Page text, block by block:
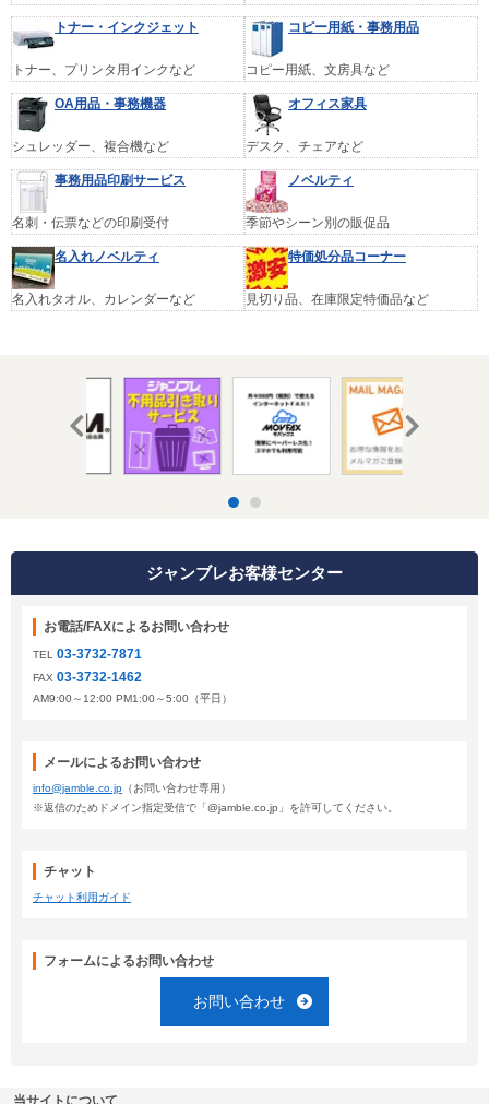
トナー・インクジェット
トナー、プリンタ用インクなど
コピー用紙・事務用品
コピー用紙、文房具など
OA用品・事務機器
シュレッダー、複合機など
オフィス家具
デスク、チェアなど
事務用品印刷サービス
名刺・伝票などの印刷受付
ノベルティ
季節やシーン別の販促品
名入れノベルティ
名入れタオル、カレンダーなど
特価処分品コーナー
見切り品、在庫限定特価品など
ジャンブレお客様センター
お電話/FAXによるお問い合わせ
TEL 03-3732-7871
FAX 03-3732-1462
AM9:00～12:00 PM1:00～5:00（平日）
メールによるお問い合わせ
info@jamble.co.jp （お問い合わせ専用）
※返信のためドメイン指定受信で「@jamble.co.jp」を許可してください。
チャット
チャット利用ガイド
フォームによるお問い合わせ
お問い合わせ
当サイトについて